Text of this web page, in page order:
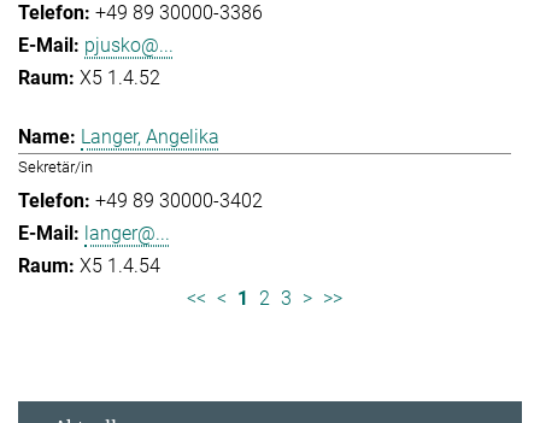
+49 89 30000-3386
pjusko@...
X5 1.4.52
Langer, Angelika
Sekretär/in
+49 89 30000-3402
langer@...
X5 1.4.54
<< < 1 2 3 > >>